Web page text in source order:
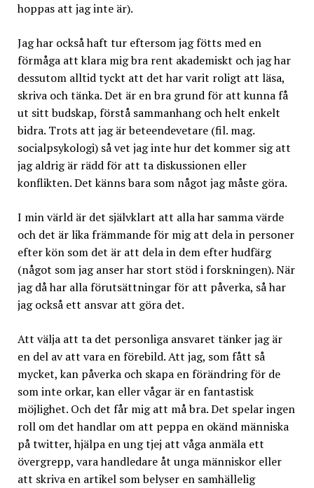
hoppas att jag inte är).
Jag har också haft tur eftersom jag fötts med en
förmåga att klara mig bra rent akademiskt och jag har
dessutom alltid tyckt att det har varit roligt att läsa,
skriva och tänka. Det är en bra grund för att kunna få
ut sitt budskap, förstå sammanhang och helt enkelt
bidra. Trots att jag är beteendevetare (fil. mag.
socialpsykologi) så vet jag inte hur det kommer sig att
jag aldrig är rädd för att ta diskussionen eller
konflikten. Det känns bara som något jag måste göra.
I min värld är det självklart att alla har samma värde
och det är lika främmande för mig att dela in personer
efter kön som det är att dela in dem efter hudfärg
(något som jag anser har stort stöd i forskningen). När
jag då har alla förutsättningar för att påverka, så har
jag också ett ansvar att göra det.
Att välja att ta det personliga ansvaret tänker jag är
en del av att vara en förebild. Att jag, som fått så
mycket, kan påverka och skapa en förändring för de
som inte orkar, kan eller vågar är en fantastisk
möjlighet. Och det får mig att må bra. Det spelar ingen
roll om det handlar om att peppa en okänd människa
på twitter, hjälpa en ung tjej att våga anmäla ett
övergrepp, vara handledare åt unga människor eller
att skriva en artikel som belyser en samhällelig